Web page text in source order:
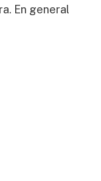
En general